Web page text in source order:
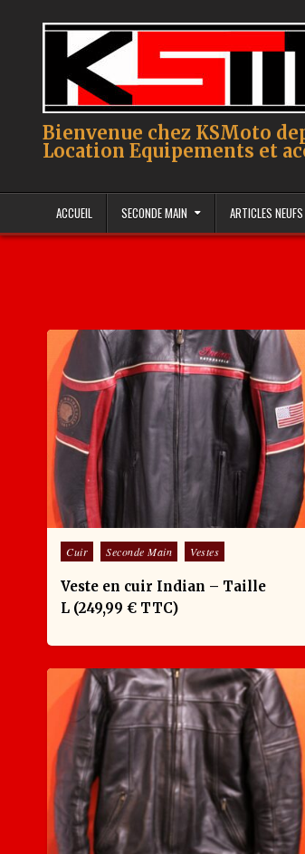
Bienvenue chez KSMoto
Location Equipements et
ACCUEIL SECONDE MAIN ARTICLES NEUFS
Posted in
Cuir Seconde Main Vestes
Veste en cuir Indian – Taille
L (249,99 € TTC)